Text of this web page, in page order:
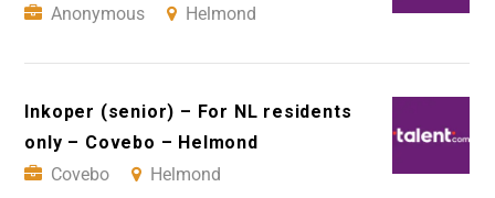
Anonymous
Helmond
Inkoper (senior) – For NL residents
only – Covebo – Helmond
Covebo
Helmond